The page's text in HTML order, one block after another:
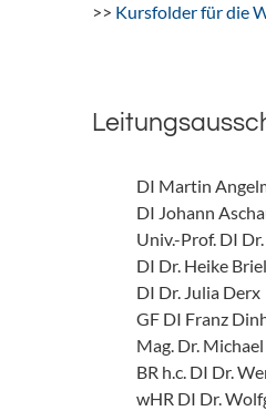
>> Kursfolder für die
DI Martin
DI Johann
Univ.-Prof. DI
DI Dr. Heike
DI Dr. Julia Derx
GF DI Franz
Mag. Dr.
BR h.c. DI Dr.
wHR DI Dr.